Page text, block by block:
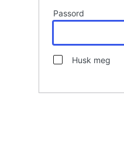
Passord
Husk meg